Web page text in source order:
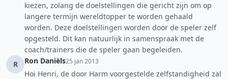
kiezen, zolang de doelstellingen die gericht zijn om op
langere termijn wereldtopper te worden gehaald
worden. Deze doelstellingen worden door de speler zelf
opgesteld. Dit kan natuurlijk in samenspraak met de
coach/trainers die de speler gaan begeleiden.
R
Ron Daniëls25 jan 2013
Hoi Henri, de door Harm voorgestelde zelfstandigheid zal